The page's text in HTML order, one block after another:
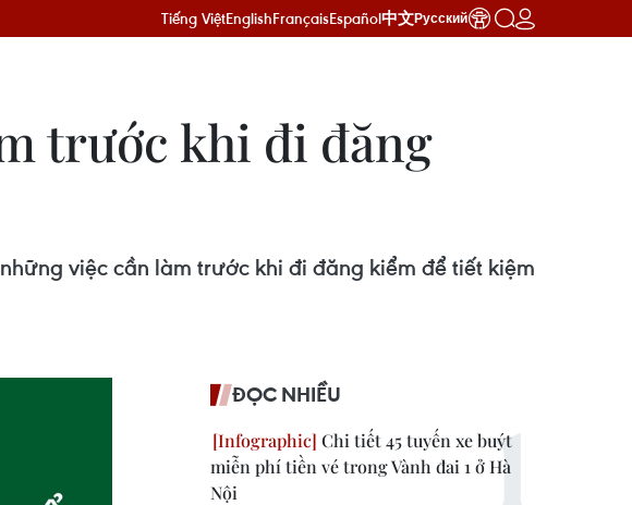
Tiếng ViệtEnglishFrançaisEspañol中文Русский
trước khi đi đăng
việc cần làm trước khi đi đăng kiểm để tiết kiệm
ĐỌC NHIỀU
Chi tiết 45 tuyến xe buýt
miễn phí tiền vé trong Vành đai 1 ở Hà
Nội